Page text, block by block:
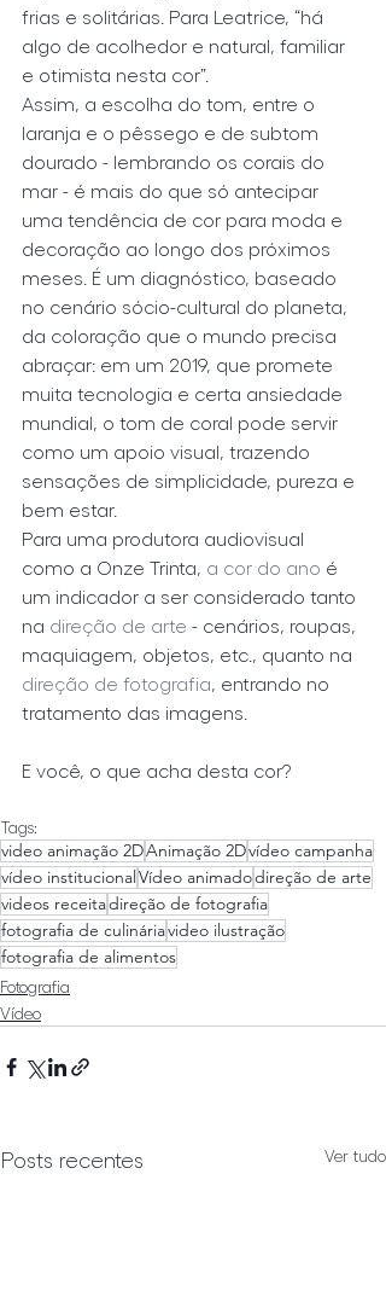
frias e solitárias. Para Leatrice, “há
algo de acolhedor e natural, familiar
e otimista nesta cor”.
Assim, a escolha do tom, entre o
laranja e o pêssego e de subtom
dourado - lembrando os corais do
mar - é mais do que só antecipar
uma tendência de cor para moda e
decoração ao longo dos próximos
meses. É um diagnóstico, baseado
no cenário sócio-cultural do planeta,
da coloração que o mundo precisa
abraçar: em um 2019, que promete
muita tecnologia e certa ansiedade
mundial, o tom de coral pode servir
como um apoio visual, trazendo
sensações de simplicidade, pureza e
bem estar.
Para uma produtora audiovisual
como a Onze Trinta, a cor do ano é
um indicador a ser considerado tanto
na direção de arte - cenários, roupas,
maquiagem, objetos, etc., quanto na
direção de fotografia, entrando no
tratamento das imagens.
E você, o que acha desta cor?
Tags:
video animação 2DAnimação 2Dvídeo campanha
vídeo institucionalVídeo animadodireção de arte
videos receitadireção de fotografia
fotografia de culináriavideo ilustração
fotografia de alimentos
Fotografia
Vídeo
Posts recentes Ver tudo